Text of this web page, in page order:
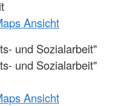
Ansicht
und Sozialarbeit"
und Sozialarbeit"
Ansicht